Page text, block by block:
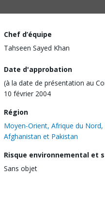
Chef d’équipe
Tahseen Sayed Khan
Date d'approbation
(à la date de présentation au
10 février 2004
Région
Moyen-Orient, Afrique du Nord,
Afghanistan et Pakistan
Risque environnemental et
Sans objet